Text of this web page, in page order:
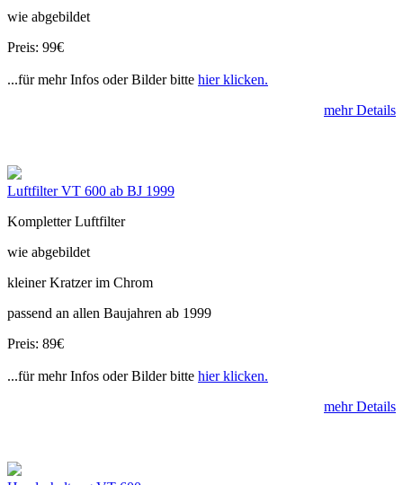
wie abgebildet
Preis: 99€
...für mehr Infos oder Bilder bitte hier klicken.
mehr Details
Luftfilter VT 600 ab BJ 1999
Kompletter Luftfilter
wie abgebildet
kleiner Kratzer im Chrom
passend an allen Baujahren ab 1999
Preis: 89€
...für mehr Infos oder Bilder bitte hier klicken.
mehr Details